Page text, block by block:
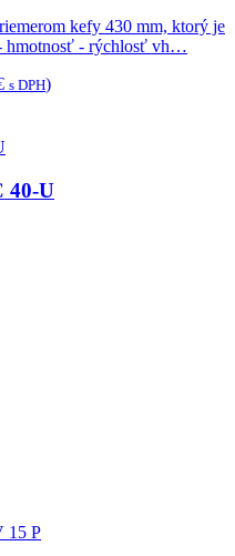
kefy 430 mm, ktorý je
hmotnosť - rýchlosť vh…
s DPH)
40-U